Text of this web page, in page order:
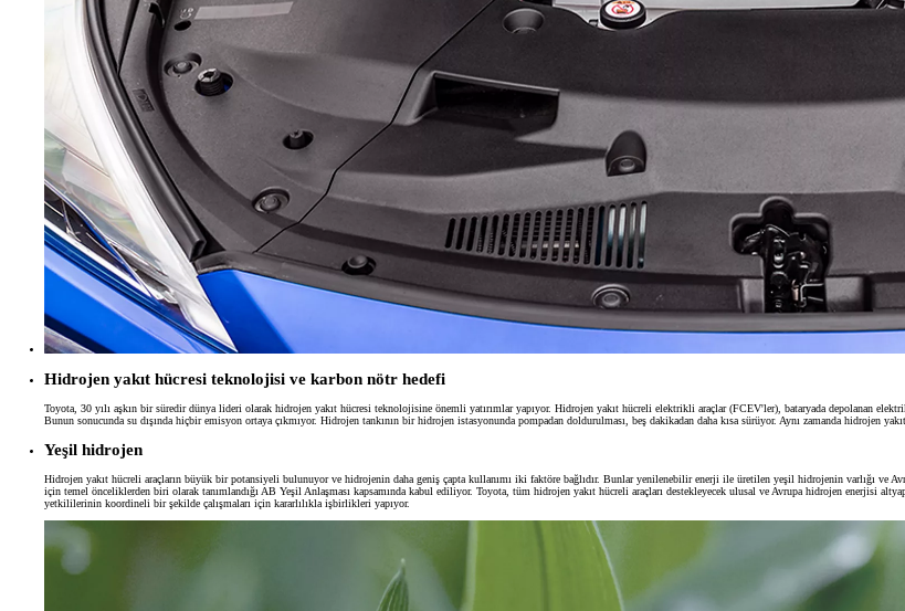
Yeni Hilux Yakında
Haberdar olun
Hidrojen yakıt hücresi teknolojisi ve karbon nötr hedefi
Toyota, 30 yılı aşkın bir süredir dünya lideri olarak hidrojen yakıt hücresi teknolojisine önemli yatırımlar yapıyor. Hidrojen yakıt hücreli elektrikli araçlar (FCEV'ler), bataryada depolanan
Bunun sonucunda su dışında hiçbir emisyon ortaya çıkmıyor. Hidrojen tankının bir hidrojen istasyonunda pompadan doldurulması, beş dakikadan daha kısa sürüyor. Aynı zamanda hidrojen
Yeşil hidrojen
Hidrojen yakıt hücreli araçların büyük bir potansiyeli bulunuyor ve hidrojenin daha geniş çapta kullanımı iki faktöre bağlıdır. Bunlar yenilenebilir enerji ile üretilen yeşil hidrojenin varlığı ve
için temel önceliklerden biri olarak tanımlandığı AB Yeşil Anlaşması kapsamında kabul ediliyor. Toyota, tüm hidrojen yakıt hücreli araçları destekleyecek ulusal ve Avrupa hidrojen enerjisi
yetkililerinin koordineli bir şekilde çalışmaları için kararlılıkla işbirlikleri yapıyor.